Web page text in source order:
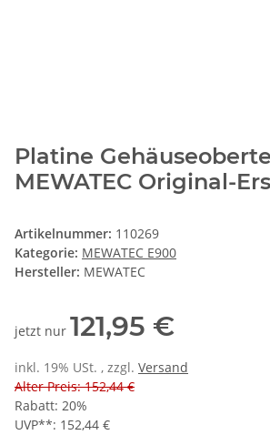
Platine
MEWATEC Original-
Artikelnummer: 110269
Kategorie: MEWATEC E900
Hersteller: MEWATEC
jetzt nur 121,95 €
inkl. 19% USt. , zzgl. Versand
Alter Preis: 152,44 €
Rabatt: 20%
UVP**: 152,44 €